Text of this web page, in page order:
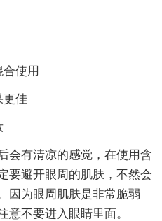
使用
更佳
会有清凉的感觉，在使用含
要避开眼周的肌肤，不然会
因为眼周肌肤是非常脆弱
意不要进入眼睛里面。